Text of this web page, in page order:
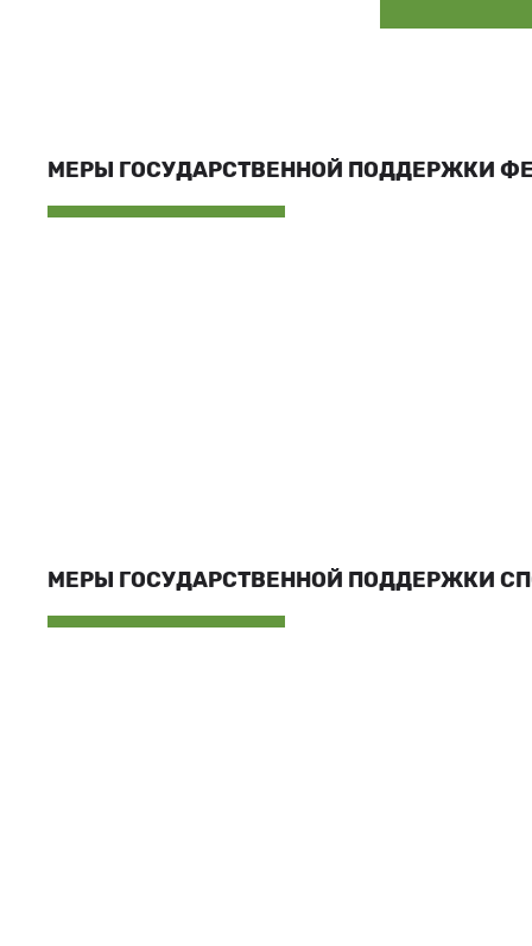
МЕРЫ ГОСУДАРСТВЕННОЙ ПОДДЕРЖКИ
МЕРЫ ГОСУДАРСТВЕННОЙ ПОДДЕРЖКИ